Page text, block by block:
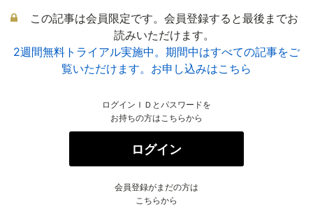
この記事は会員限定です。会員登録すると最後までお
読みいただけます。
2週間無料トライアル実施中。期間中はすべての記事をご
覧いただけます。お申し込みはこちら
ログインＩＤとパスワードを
お持ちの方はこちらから
ログイン
会員登録がまだの方は
こちらから